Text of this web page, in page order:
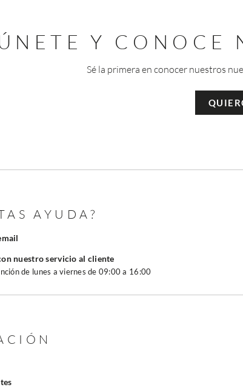
Y CONOCE
Sé la primera en conocer nuestros
AYUDA?
nuestro servicio al cliente
de lunes a viernes de 09:00 a 16:00